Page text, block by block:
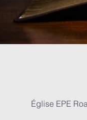
Église EPE